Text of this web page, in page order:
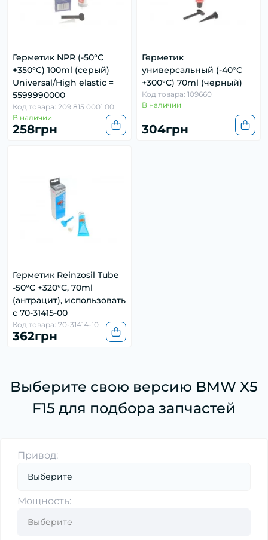
Герметик NPR (-50°C
+350°C) 100ml (серый)
Universal/High elastic =
5599990000
Код товара: 209 815 0001 00
В наличии
258грн
Герметик
универсальный (-40°C
+300°C) 70ml (черный)
Код товара: 109660
В наличии
304грн
Герметик Reinzosil Tube
-50°C +320°C, 70ml
(антрацит), использовать
с 70-31415-00
Код товара: 70-31414-10
362грн
Выберите свою версию BMW X5
F15 для подбора запчастей
Привод:
Мощность: